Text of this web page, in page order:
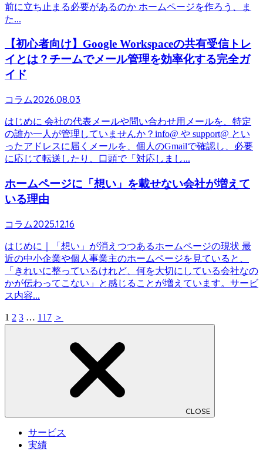
前に立ち止まる必要があるのか ホームページを作ろう、ま
た...
【初心者向け】Google Workspaceの共有受信トレ
イとは？チームでメール管理を効率化する完全ガ
イド
コラム2026.08.03
はじめに 会社の代表メールや問い合わせ用メールを、特定
の誰か一人が管理していませんか？info@ や support@ とい
ったアドレスに届くメールを、個人のGmailで確認し、必要
に応じて転送したり、口頭で「対応しまし...
ホームページに「想い」を載せない会社が増えて
いる理由
コラム2025.12.16
はじめに｜「想い」が消えつつあるホームページの現状 最
近の中小企業や個人事業主のホームページを見ていると、
「きれいに整っているけれど、何を大切にしている会社なの
かが伝わってこない」と感じることが増えています。サービ
ス内容...
1 2 3 … 117 ＞
CLOSE
サービス
実績